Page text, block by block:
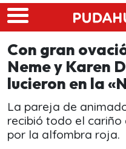
Skip to main content
Con gran
Neme y Karen
lucieron en la
La pareja de
recibió todo el cariño
por la alfombra roja.